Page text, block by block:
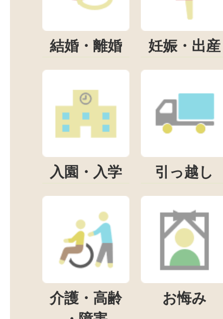
結婚・離婚 妊娠・出産
入園・入学 引っ越し
介護・高齢
お悔み